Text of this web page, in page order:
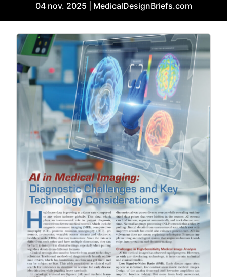
04 nov. 2025 | MedicalDesignBriefs.com